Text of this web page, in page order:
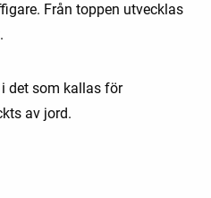
Från toppen utvecklas
det som kallas för
av jord.